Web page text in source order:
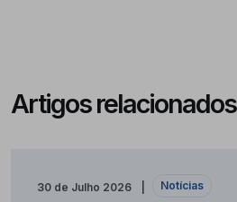
Artigos relacionados
30 de Julho 2026 Notícias